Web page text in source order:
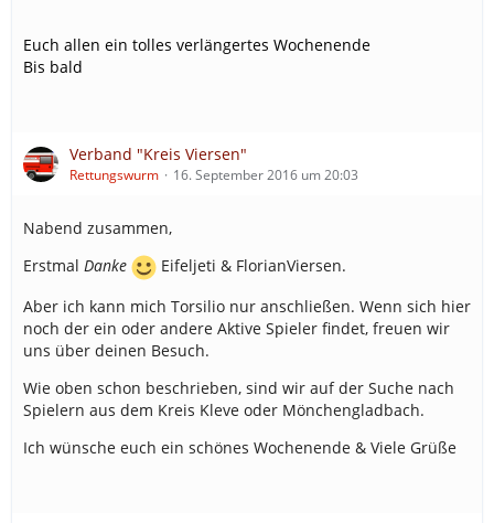
Euch allen ein tolles verlängertes Wochenende
Bis bald
Verband "Kreis Viersen"
Rettungswurm 16. September 2016 um 20:03
Nabend zusammen,
Erstmal Danke
Eifeljeti & FlorianViersen.
Aber ich kann mich Torsilio nur anschließen. Wenn sich hier
noch der ein oder andere Aktive Spieler findet, freuen wir
uns über deinen Besuch.
Wie oben schon beschrieben, sind wir auf der Suche nach
Spielern aus dem Kreis Kleve oder Mönchengladbach.
Ich wünsche euch ein schönes Wochenende & Viele Grüße